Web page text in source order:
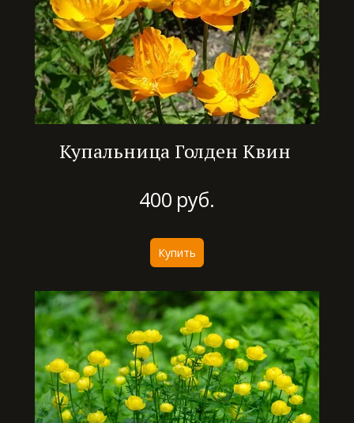
Купальница Голден Квин
400 руб.
Купить